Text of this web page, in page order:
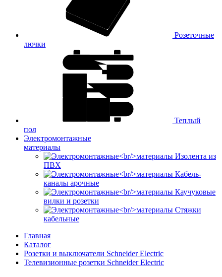
Розеточные
лючки
Теплый
пол
Электромонтажные
материалы
Изолента из
ПВХ
Кабель-
каналы арочные
Каучуковые
вилки и розетки
Стяжки
кабельные
Главная
Каталог
Розетки и выключатели Schneider Electric
Телевизионные розетки Schneider Electric